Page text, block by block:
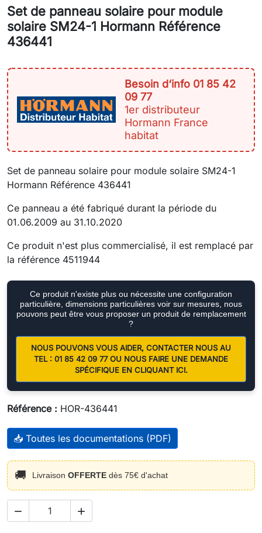
Set de panneau solaire pour module
solaire SM24-1 Hormann Référence
436441
Besoin d‘info 01 85 42
09 77
1er distributeur
Hormann France
habitat
Set de panneau solaire pour module solaire SM24-1
Hormann Référence 436441
Ce panneau a été fabriqué durant la période du
01.06.2009 au 31.10.2020
Ce produit n'est plus commercialisé, il est remplacé par
la référence 4511944
Ce produit n'existe plus ou nécessite une configuration
particulière, dimensions particulières voir sur mesures, nous
pouvons peut être vous proposer un produit de remplacement
?
NOUS POUVONS VOUS AIDER, CONTACTER NOUS AU
TEL : 01 85 42 09 77 OU NOUS FAIRE UNE DEMANDE
SPÉCIFIQUE EN CLIQUANT ICI.
Référence : HOR-436441
📥 Toutes les documentations (PDF)
🚚 Livraison OFFERTE dès 75€ d'achat
 